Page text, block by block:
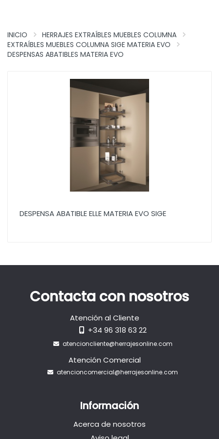
INICIO
HERRAJES EXTRAÍBLES MUEBLES COLUMNA
EXTRAÍBLES MUEBLES COLUMNA SIGE MATERIA EVO
DESPENSAS ABATIBLES MATERIA EVO
DESPENSA ABATIBLE ELLE MATERIA EVO SIGE
Contacta con nosotros
Atención al Cliente
+34 96 318 63 22
atencioncliente@herrajesonline.com
Atención Comercial
atencioncomercial@herrajesonline.com
Información
Acerca de nosotros